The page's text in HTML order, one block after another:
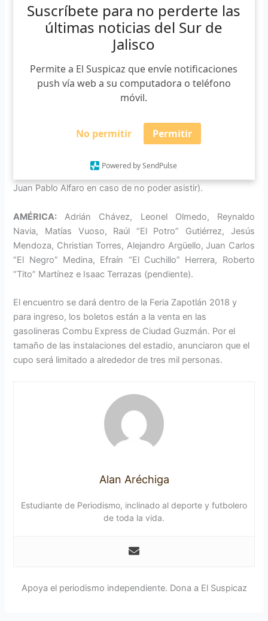
Suscríbete para no perderte las
últimas noticias del Sur de
Jalisco
Permite a El Suspicaz que envíe notificaciones
push vía web a su computadora o teléfono
móvil.
No permitir Permitir
Powered by SendPulse
Dieron a conocer la lista de jugadores de ambos equipos.
Si bien aún podrían agregarse algunos más para las dos
lista es la siguiente:
Gustavo Sedano, Omar Rodríguez, Diego
Nava, Jair García, Alberto “El Venado” Medina, Damián
Álvarez, Benjamín Galindo, Jorge Barrera, César
Valdovinos, Javier Alonso y Guadalupe Castañeda (quién
Juan Pablo Alfaro en caso de no poder asistir).
AMÉRICA: Adrián Chávez, Leonel Olmedo, Reynaldo
Navia, Matías Vuoso, Raúl “El Potro” Gutiérrez, Jesús
Mendoza, Christian Torres, Alejandro Argüello, Juan Carlos
“El Negro” Medina, Efraín “El Cuchillo” Herrera, Roberto
“Tito” Martínez e Isaac Terrazas (pendiente).
El encuentro se dará dentro de la Feria Zapotlán 2018 y
para ingreso, los boletos están a la venta en las
gasolineras Combu Express de Ciudad Guzmán. Por el
tamaño de las instalaciones del estadio, anunciaron que el
cupo será limitado a alrededor de tres mil personas.
Alan Aréchiga
Estudiante de Periodismo, inclinado al deporte y futbolero
de toda la vida.
Apoya el periodismo independiente. Dona a El Suspicaz